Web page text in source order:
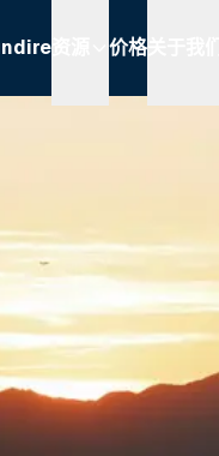
价格